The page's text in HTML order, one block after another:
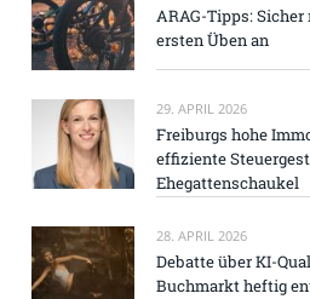
ARAG-Tipps:
ersten Üben an
29. APRIL 2026
Freiburgs hohe
effiziente
Ehegattenschaukel
28. APRIL 2026
Debatte über KI-
Buchmarkt heftig